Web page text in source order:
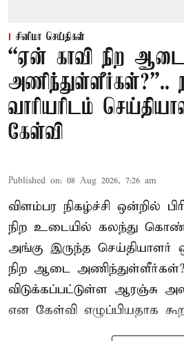
சினிமா செய்திகள்
“ஏன் காவி நிற ஆடை
அணிந்துள்ளீர்கள்?”..
வாரியரிடம்
கேள்வி
Published on: 08 Aug 2026, 7:26 am
விளம்பர நிகழ்ச்சி ஒன்றில்
நிற உடையில் கலந்து
அங்கு இருந்த செய்தியாளர்
நிற ஆடை அணிந்துள்ளீர்கள்?
விடுக்கப்பட்டுள்ள ஆரஞ்சு
என கேள்வி எழுப்பியதாக